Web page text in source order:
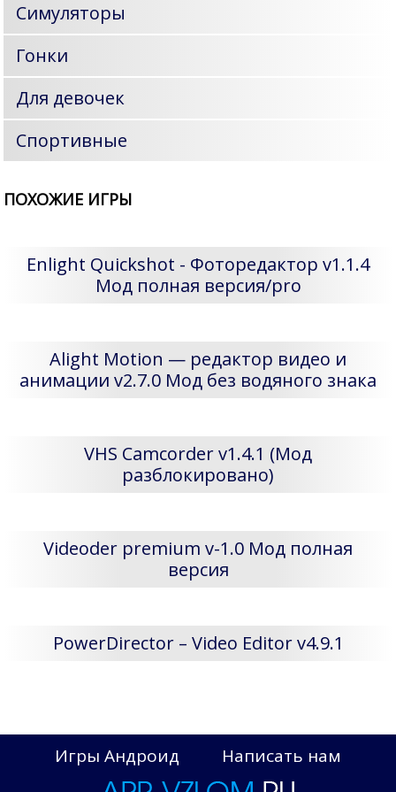
Симуляторы
Гонки
Для девочек
Спортивные
ПОХОЖИЕ ИГРЫ
Enlight Quickshot - Фоторедактор v1.1.4
Мод полная версия/pro
Alight Motion — редактор видео и
анимации v2.7.0 Мод без водяного знака
VHS Camcorder v1.4.1 (Мод
разблокировано)
Videoder premium v-1.0 Мод полная
версия
PowerDirector – Video Editor v4.9.1
Игры Андроид Написать нам